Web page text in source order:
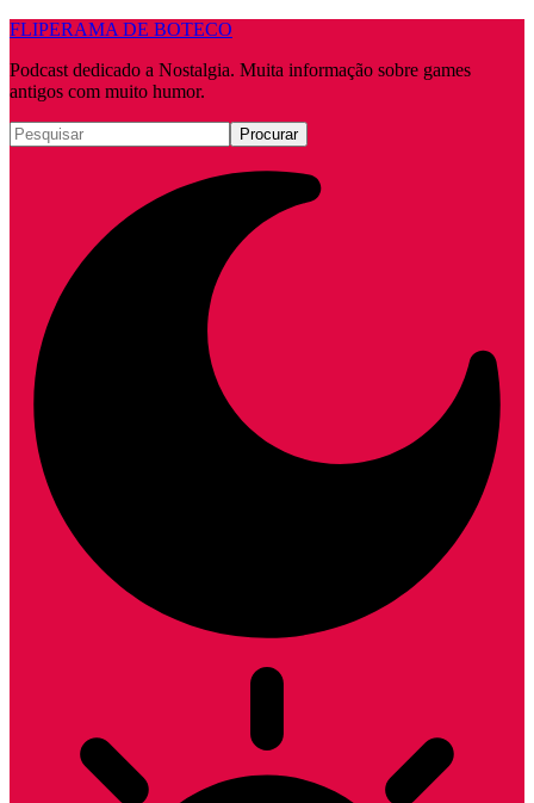
FLIPERAMA DE BOTECO
Podcast dedicado a Nostalgia. Muita informação sobre games
antigos com muito humor.